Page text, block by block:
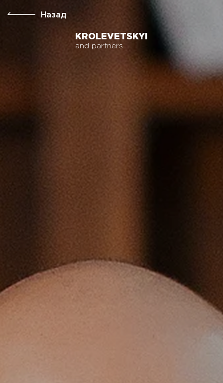
KROLEVETSKYI
and partners
Назад